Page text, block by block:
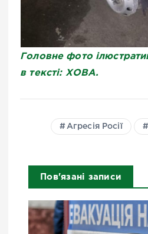
Головне фото
в тексті: ХОВА.
Агресія Росії
Пов'язані записи